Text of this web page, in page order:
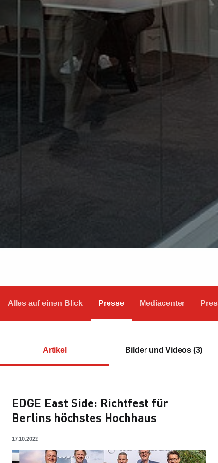
Alles auf einen Blick Presse Mediacenter
Artikel Bilder und Videos (3)
EDGE East Side: Richtfest für
Berlins höchstes Hochhaus
17.10.2022